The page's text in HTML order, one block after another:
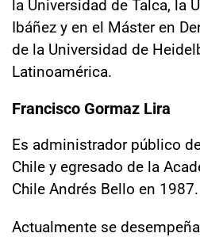
la Universidad de Talca, la
Ibáñez y en el Máster en
de la Universidad de
Latinoamérica.
Francisco Gormaz Lira
Es administrador público
Chile y egresado de la
Chile Andrés Bello en 1987.
Actualmente se